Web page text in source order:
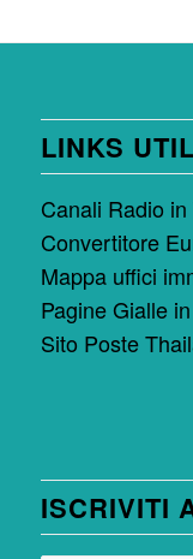
LINKS
Canali Radio
Convertitore
Mappa uffici
Pagine Gialle
Sito Poste
ISCRIVITI